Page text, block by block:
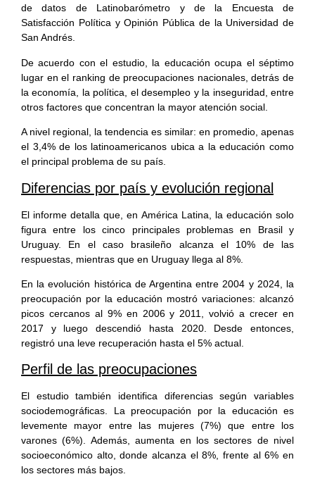
de datos de Latinobarómetro y de la Encuesta de
Satisfacción Política y Opinión Pública de la Universidad de
San Andrés.
De acuerdo con el estudio, la educación ocupa el séptimo
lugar en el ranking de preocupaciones nacionales, detrás de
la economía, la política, el desempleo y la inseguridad, entre
otros factores que concentran la mayor atención social.
A nivel regional, la tendencia es similar: en promedio, apenas
el 3,4% de los latinoamericanos ubica a la educación como
el principal problema de su país.
Diferencias por país y evolución regional
El informe detalla que, en América Latina, la educación solo
figura entre los cinco principales problemas en Brasil y
Uruguay. En el caso brasileño alcanza el 10% de las
respuestas, mientras que en Uruguay llega al 8%.
En la evolución histórica de Argentina entre 2004 y 2024, la
preocupación por la educación mostró variaciones: alcanzó
picos cercanos al 9% en 2006 y 2011, volvió a crecer en
2017 y luego descendió hasta 2020. Desde entonces,
registró una leve recuperación hasta el 5% actual.
Perfil de las preocupaciones
El estudio también identifica diferencias según variables
sociodemográficas. La preocupación por la educación es
levemente mayor entre las mujeres (7%) que entre los
varones (6%). Además, aumenta en los sectores de nivel
socioeconómico alto, donde alcanza el 8%, frente al 6% en
los sectores más bajos.